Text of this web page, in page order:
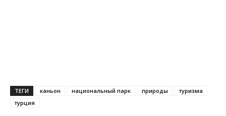
ТЕГИ каньон национальный парк природы
туризма
турция